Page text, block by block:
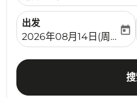
出发
fc-booking-departure-
2026年08月14日(周五)
today